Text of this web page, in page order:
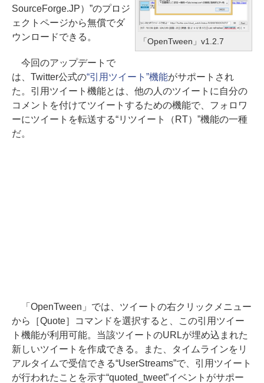
「OpenTween」v1.2.7
SourceForge.JP）”のプロジ
ェクトページから無償でダ
ウンロードできる。
今回のアップデートで
は、Twitter公式の“引用ツイート”機能がサポートされ
た。引用ツイート機能とは、他の人のツイートに自分の
コメントを付けてツイートするための機能で、フォロワ
ーにツイートを転送する“リツイート（RT）”機能の一種
だ。
「OpenTween」では、ツイートの右クリックメニュー
から［Quote］コマンドを選択すると、この引用ツイー
ト機能が利用可能。当該ツイートのURLが埋め込まれた
新しいツイートを作成できる。また、タイムラインをリ
アルタイムで受信できる“UserStreams”で、引用ツイート
が行われたことを示す“quoted_tweet”イベントがサポー